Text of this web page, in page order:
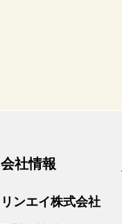
会社情報
リンエイ株式会社